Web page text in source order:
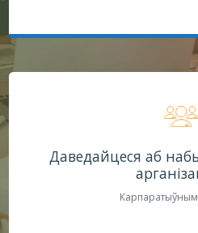
Даведайцеся аб
Карпаратыўным